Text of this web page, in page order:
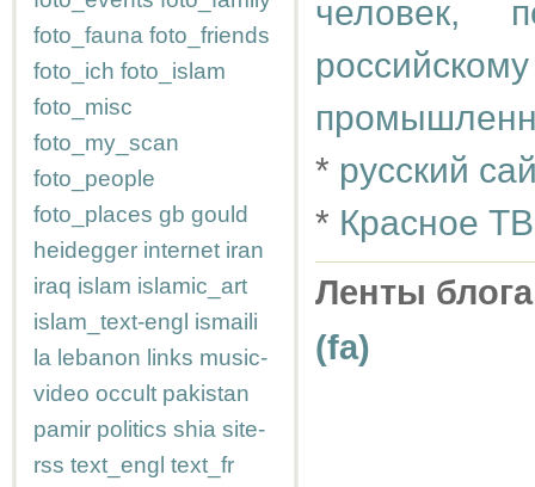
foto_fauna foto_friends
foto_ich foto_islam
foto_misc
foto_my_scan
foto_people
foto_places gb gould
heidegger internet iran
iraq islam islamic_art
islam_text-engl ismaili
la lebanon links music-
video occult pakistan
pamir politics shia site-
rss text_engl text_fr
человек,
* русский
* Красное ТВ
Ленты
(fa)